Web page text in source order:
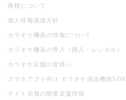
商標について
個人情報保護方針
カラオケ機器の情報について
カラオケ機器の導入（購入・レンタル）
カラオケ店舗の皆様へ
スマホアプリ向け カラオケ採点機能SDK
ナイト店舗の開業支援情報